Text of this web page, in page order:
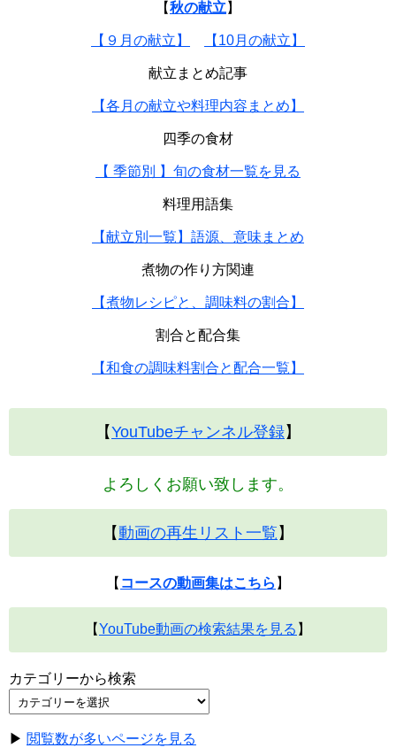
【秋の献立 】
【９月の献立】 【10月の献立】
献立まとめ記事
【各月の献立や料理内容まとめ】
四季の食材
【 季節別 】旬の食材一覧を見る
料理用語集
【献立別一覧】語源、意味まとめ
煮物の作り方関連
【煮物レシピと、調味料の割合】
割合と配合集
【和食の調味料割合と配合一覧】
【YouTubeチャンネル登録】
よろしくお願い致します。
【動画の再生リスト一覧 】
【 コースの動画集はこちら 】
【YouTube動画の検索結果を見る 】
カテゴリーから検索
▶ 閲覧数が多いページを見る